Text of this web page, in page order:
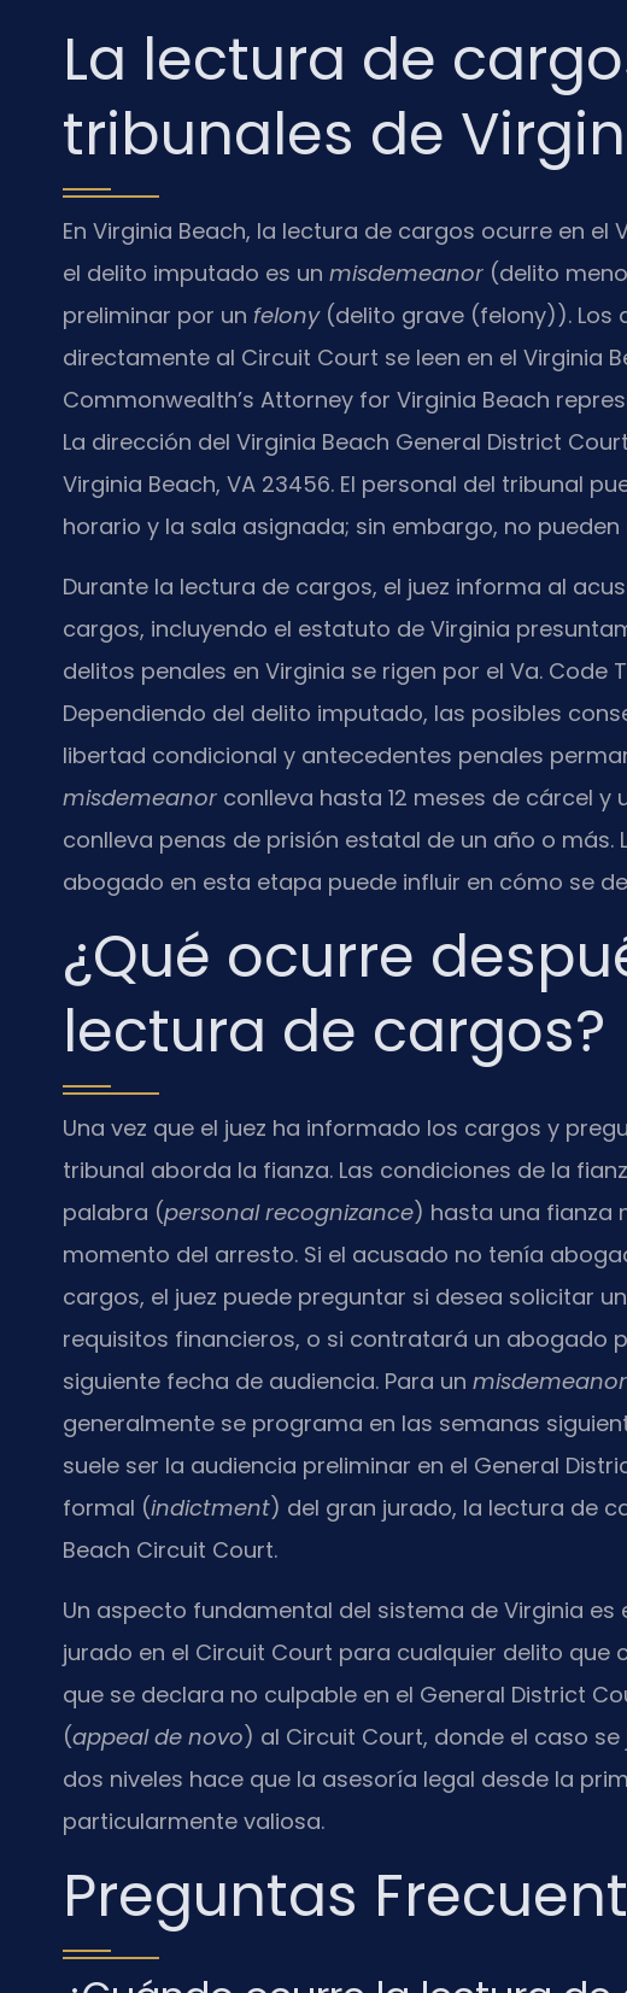
La lectura de
tribunales de
En Virginia Beach, la lectura de cargos ocurre en el
el delito imputado es un misdemeanor (delito
preliminar por un felony(delito grave (felony)). Los
directamente al Circuit Court se leen en el Virginia
Commonwealth’s Attorney for Virginia Beach
La dirección del Virginia Beach General District
Virginia Beach, VA 23456. El personal del tribunal
horario y la sala asignada; sin embargo, no
Durante la lectura de cargos, el juez informa al
cargos, incluyendo el estatuto de Virginia
delitos penales en Virginia se rigen por el Va. Code
Dependiendo del delito imputado, las posibles
libertad condicional y antecedentes penales
misdemeanor conlleva hasta 12 meses de cárcel y
conlleva penas de prisión estatal de un año o más.
abogado en esta etapa puede influir en cómo se
¿Qué ocurre
lectura de cargos?
Una vez que el juez ha informado los cargos y
tribunal aborda la fianza. Las condiciones de la
palabra (personal recognizance) hasta una fianza
momento del arresto. Si el acusado no tenía
cargos, el juez puede preguntar si desea solicitar
requisitos financieros, o si contratará un abogado
siguiente fecha de audiencia. Para un misdemeanor
generalmente se programa en las semanas
suele ser la audiencia preliminar en el General
formal (indictment) del gran jurado, la lectura de
Beach Circuit Court.
Un aspecto fundamental del sistema de Virginia
jurado en el Circuit Court para cualquier delito que
que se declara no culpable en el General District
(appeal de novo) al Circuit Court, donde el caso
dos niveles hace que la asesoría legal desde la
particularmente valiosa.
Preguntas